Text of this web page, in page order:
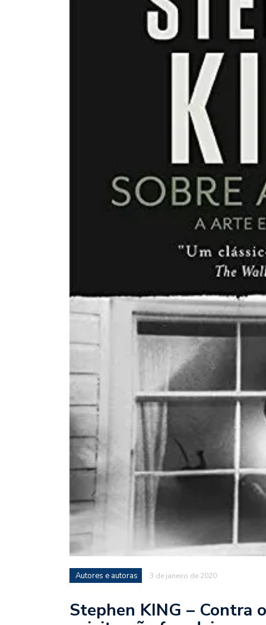
Autores e autoras 3 de janeiro de 2020
Stephen KING – Contra